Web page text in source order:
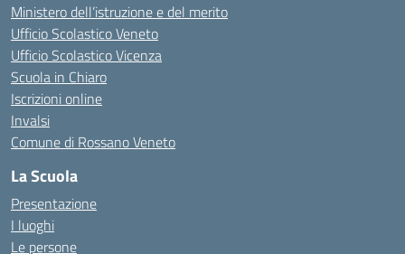
Ministero dell’istruzione e del merito
Ufficio Scolastico Veneto
Ufficio Scolastico Vicenza
Scuola in Chiaro
Iscrizioni online
Invalsi
Comune di Rossano Veneto
La Scuola
Presentazione
I luoghi
Le persone